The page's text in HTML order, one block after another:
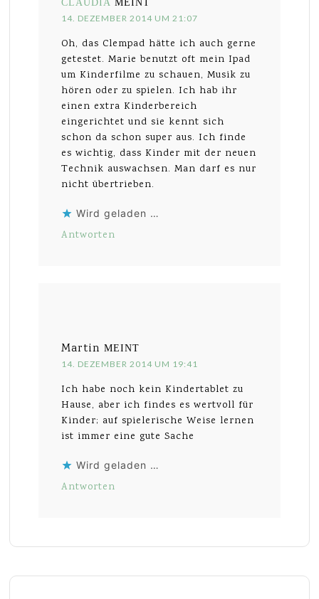
CLAUDIA MEINT
14. DEZEMBER 2014 UM 21:07
Oh, das Clempad hätte ich auch gerne
getestet. Marie benutzt oft mein Ipad
um Kinderfilme zu schauen, Musik zu
hören oder zu spielen. Ich hab ihr
einen extra Kinderbereich
eingerichtet und sie kennt sich
schon da schon super aus. Ich finde
es wichtig, dass Kinder mit der neuen
Technik auswachsen. Man darf es nur
nicht übertrieben.
Wird geladen …
Antworten
Martin MEINT
14. DEZEMBER 2014 UM 19:41
Ich habe noch kein Kindertablet zu
Hause, aber ich findes es wertvoll für
Kinder; auf spielerische Weise lernen
ist immer eine gute Sache
Wird geladen …
Antworten